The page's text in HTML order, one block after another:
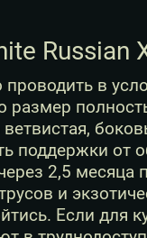
Russian
в
размер
поддержки
2,5 месяца
и
Если для